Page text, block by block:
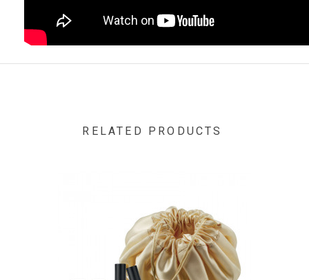
RELATED PRODUCTS